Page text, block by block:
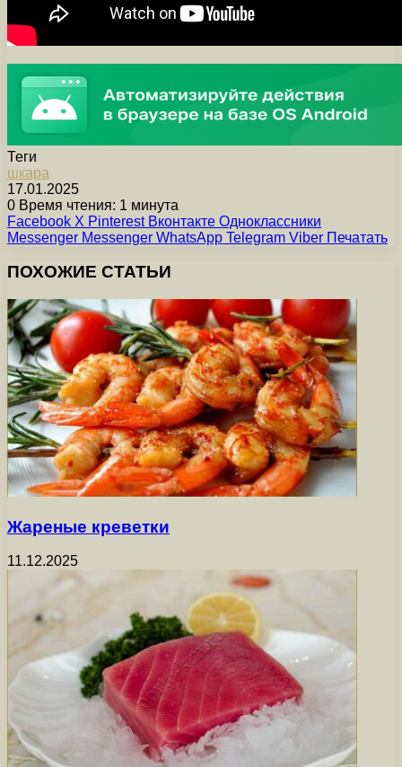
Теги
шкара
17.01.2025
0 Время чтения: 1 минута
Facebook X Pinterest Вконтакте Одноклассники
Messenger Messenger WhatsApp Telegram Viber Печатать
ПОХОЖИЕ СТАТЬИ
Жареные креветки
11.12.2025